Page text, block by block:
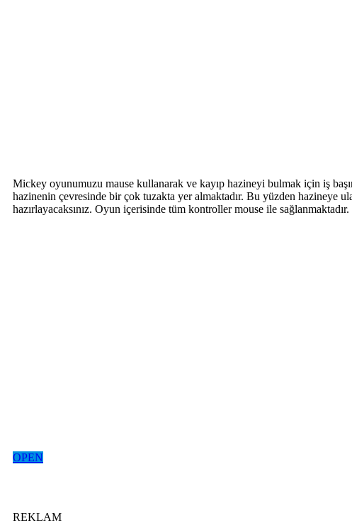
Mickey oyunumuzu mause kullanarak ve kayıp hazineyi bulmak için iş
hazinenin çevresinde bir çok tuzakta yer almaktadır. Bu yüzden hazineye
hazırlayacaksınız. Oyun içerisinde tüm kontroller mouse ile
OPEN
REKLAM